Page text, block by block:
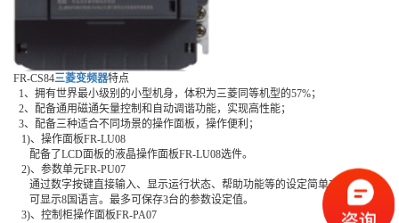
FR-CS84三菱变频器特点
1、拥有世界最小级别的小型机身，体积为三菱同等机型的57%；
2、配备通用磁通矢量控制和自动调谐功能，实现高性能；
3、配备三种适合不同场景的操作面板，操作便利；
1)、操作面板FR-LU08
配备了LCD面板的液晶操作面板FR-LU08选件。
2)、参数单元FR-PU07
通过数字按键直接输入、显示运行状态、帮助功能等的设定简单方便。
可显示8国语言。最多可保存3台的参数设定值。
3)、控制柜操作面板FR-PA07